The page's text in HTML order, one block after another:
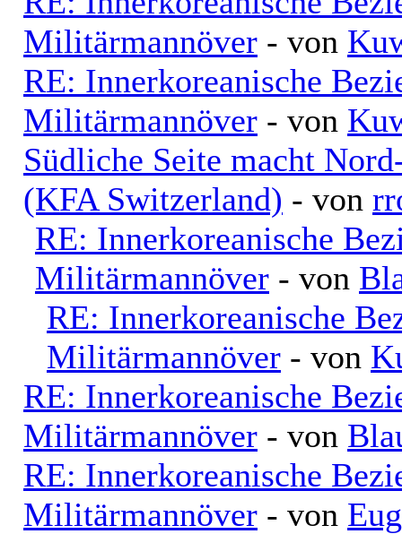
Militärmannöver - von
RE: Innerkoreanische
Militärmannöver - von
Südliche Seite macht
(KFA Switzerland) - von
RE: Innerkoreanische
Militärmannöver - von
RE: Innerkoreanische
Militärmannöver - von
RE: Innerkoreanische
Militärmannöver - von
RE: Innerkoreanische
Militärmannöver - von